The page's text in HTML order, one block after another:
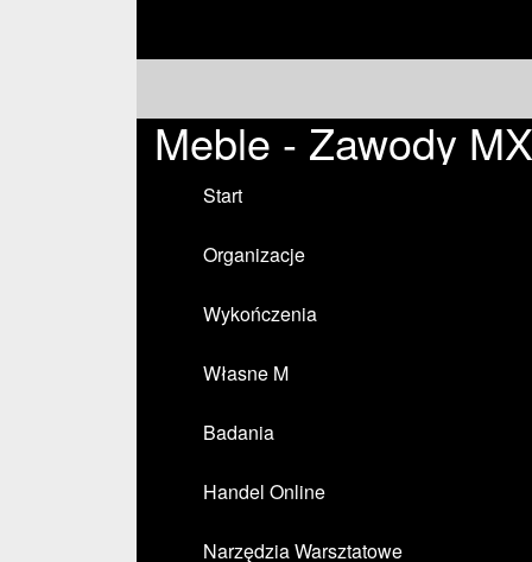
Meble - Zawody MX
Start
Organizacje
Wykończenia
Własne M
Badania
Handel Online
Narzędzia Warsztatowe